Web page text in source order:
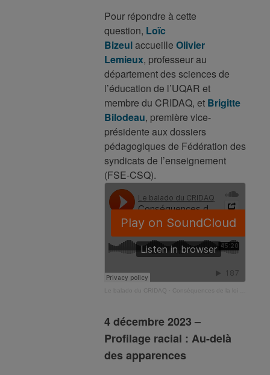
Pour répondre à cette
question, Loïc
Bizeulaccueille Olivier
Lemieux, professeur au
département des sciences de
l’éducation de l’UQAR et
membre du CRIDAQ, et Brigitte
Bilodeau, première vice-
présidente aux dossiers
pédagogiques de Fédération des
syndicats de l’enseignement
(FSE-CSQ).
Le balado du CRIDAQ
4 décembre 2023 –
Profilage racial : Au-delà
des apparences